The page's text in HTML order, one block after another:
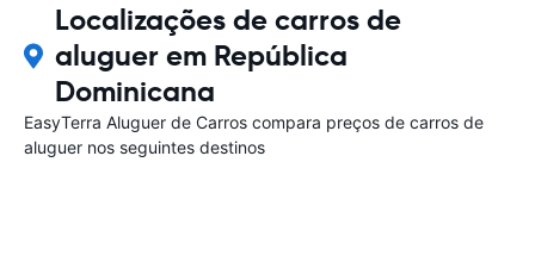
Localizações de carros de
aluguer em República
Dominicana
EasyTerra Aluguer de Carros compara preços de carros de
aluguer nos seguintes destinos